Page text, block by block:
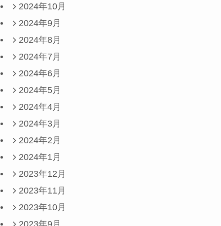
2024年10月
2024年9月
2024年8月
2024年7月
2024年6月
2024年5月
2024年4月
2024年3月
2024年2月
2024年1月
2023年12月
2023年11月
2023年10月
2023年9月